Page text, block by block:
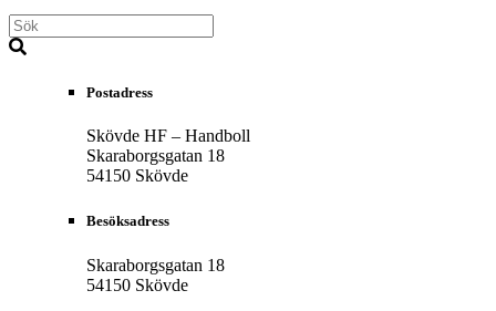
Postadress
Skövde HF – Handboll
Skaraborgsgatan 18
54150 Skövde
Besöksadress
Skaraborgsgatan 18
54150 Skövde